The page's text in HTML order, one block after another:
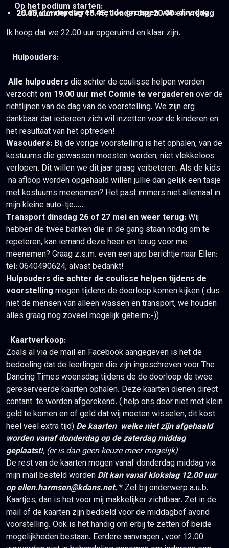
Op het podium starten:
19.30 uur:
repeteren met de groepen van: dinsdag 20.45, donderdag 18.45, donderdag 20.00 en vrijdag 20.00 uur
Ik hoop dat we 22.00 uur opgeruimd en klaar zijn.
Hulpouders:
Alle hulpouders die achter de coulisse helpen worden
verzocht om 19.00 uur met Connie te vergaderenover de
richtlijnen van de dag van de voorstelling. We zijn erg
dankbaar dat iedereen zich wil inzetten voor de kinderen en
het resultaat van het optreden!
Wasouders: Bij de vorige voorstelling is het ophalen, van de
kostuums die gewassen moesten worden, niet vlekkeloos
verlopen. Dit willen we dit jaar graag verbeteren. Als de kids
na afloop worden opgehaald willen jullie dan gelijk een tasje
met kostuums meenemen? Het past immers niet allemaal in
mijn kleine auto-tje…..
Transport dinsdag 26 of 27 mei en weer terug:Wij
hebben de twee banken die in de gang staan nodig om te
repeteren, kan iemand deze heen en terug voor me
meenemen? Graag z.s.m. even een app berichtje naar Ellen:
tel: 0640490624, alvast bedankt!
Hulpouders die achter de coulisse helpen tijdens de
voorstelling mogen tijdens de doorloop komen kijken ( dus
niet de mensen van alleen wassen en transport, we houden
alles graag nog zoveel mogelijk geheim:-))
Kaartverkoop:
Zoals al via de mail en Facebook aangegeven is het de
bedoeling dat de leerlingen die zijn ingeschreven voor The
Dancing Times woensdag tijdens de de doorloop de twee
gereserveerde kaarten ophalen. Deze kaarten dienen direct
contant te worden afgerekend. ( help ons door niet met klein
geld te komen en of geld dat wij moeten wisselen, dit kost
heel veel extra tijd) De kaarten welke niet zijn afgehaald
worden vanaf donderdag op de zaterdag middag
geplaatst!, (er is dan geen keuze meer mogelijk)
De rest van de kaarten mogen vanaf donderdag middag via
mijn mail besteld worden Dit kan vanaf klokslag 12.00 uur
opellen.harmsen@kdans.net. * Zet bij onderwerp a.u.b.
Kaartjes, dan is het voor mij makkelijker zichtbaar. Zet in de
mail of de kaarten zijn bedoeld voor de middagbof avond
voorstelling. Ook is het handig om erbij te zetten of beide
mogelijkheden bestaan. Eerdere aanvragen , voor 12.00